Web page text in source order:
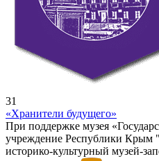
31
«Хранители будущего»
При поддержке музея
учреждение Республики Крым
историко-культурный музей-